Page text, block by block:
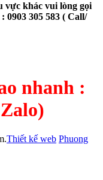
vực khác vui lòng gọi
0903 305 583 ( Call/
nhanh :
Thiết kế web Phuong